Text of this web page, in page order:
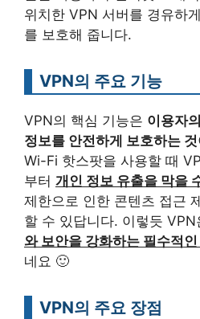
위치한 VPN 서버를 경유하
를 보호해 줍니다.
VPN의 주요 기능
VPN의 핵심 기능은 이용자
정보를 안전하게 보호하는 것
Wi-Fi 핫스팟을 사용할 때
부터 개인 정보 유출을 막을
제한으로 인한 콘텐츠 접근
할 수 있답니다. 이렇듯 VPN
와 보안을 강화하는 필수적
네요 🙂
VPN의 주요 장점